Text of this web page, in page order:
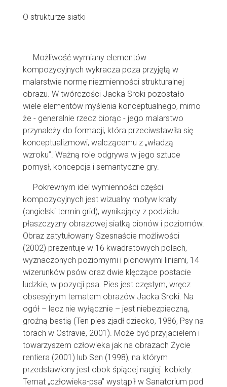
O strukturze siatki
Możliwość wymiany elementów
kompozycyjnych wykracza poza przyjętą w
malarstwie normę niezmienności strukturalnej
obrazu. W twórczości Jacka Sroki pozostało
wiele elementów myślenia konceptualnego, mimo
że - generalnie rzecz biorąc - jego malarstwo
przynależy do formacji, która przeciwstawiła się
konceptualizmowi, walczącemu z „władzą
wzroku”. Ważną role odgrywa w jego sztuce
pomysł, koncepcja i semantyczne gry.
Pokrewnym idei wymienności części
kompozycyjnych jest wizualny motyw kraty
(angielski termin grid), wynikający z podziału
płaszczyzny obrazowej siatką pionów i poziomów.
Obraz zatytułowany Szesnaście możliwości
(2002) prezentuje w 16 kwadratowych polach,
wyznaczonych poziomymi i pionowymi liniami, 14
wizerunków psów oraz dwie klęczące postacie
ludzkie, w pozycji psa. Pies jest częstym, wręcz
obsesyjnym tematem obrazów Jacka Sroki. Na
ogół – lecz nie wyłącznie – jest niebezpieczną,
groźną bestią (Ten pies zjadł dziecko, 1986, Psy na
torach w Ostravie, 2001). Może być przyjacielem i
towarzyszem człowieka jak na obrazach Życie
rentiera (2001) lub Sen (1998), na którym
przedstawiony jest obok śpiącej nagiej kobiety.
Temat „człowieka-psa” wystąpił w Sanatorium pod